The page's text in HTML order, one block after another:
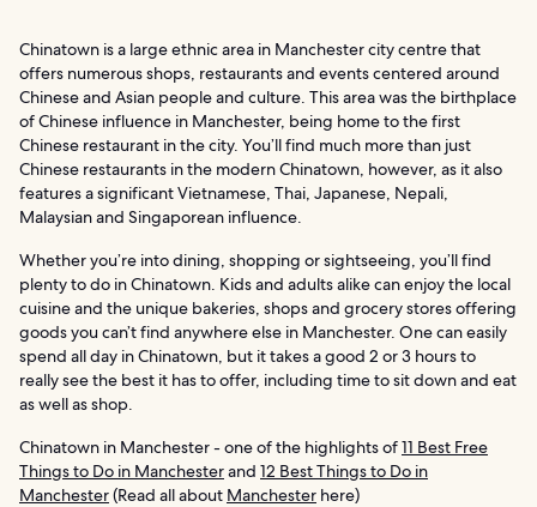
Chinatown is a large ethnic area in Manchester city centre that
offers numerous shops, restaurants and events centered around
Chinese and Asian people and culture. This area was the birthplace
of Chinese influence in Manchester, being home to the first
Chinese restaurant in the city. You’ll find much more than just
Chinese restaurants in the modern Chinatown, however, as it also
features a significant Vietnamese, Thai, Japanese, Nepali,
Malaysian and Singaporean influence.
Whether you’re into dining, shopping or sightseeing, you’ll find
plenty to do in Chinatown. Kids and adults alike can enjoy the local
cuisine and the unique bakeries, shops and grocery stores offering
goods you can’t find anywhere else in Manchester. One can easily
spend all day in Chinatown, but it takes a good 2 or 3 hours to
really see the best it has to offer, including time to sit down and eat
as well as shop.
Chinatown in Manchester - one of the highlights of11 Best Free
Things to Do in Manchesterand 12 Best Things to Do in
Manchester(Read all about Manchester here)